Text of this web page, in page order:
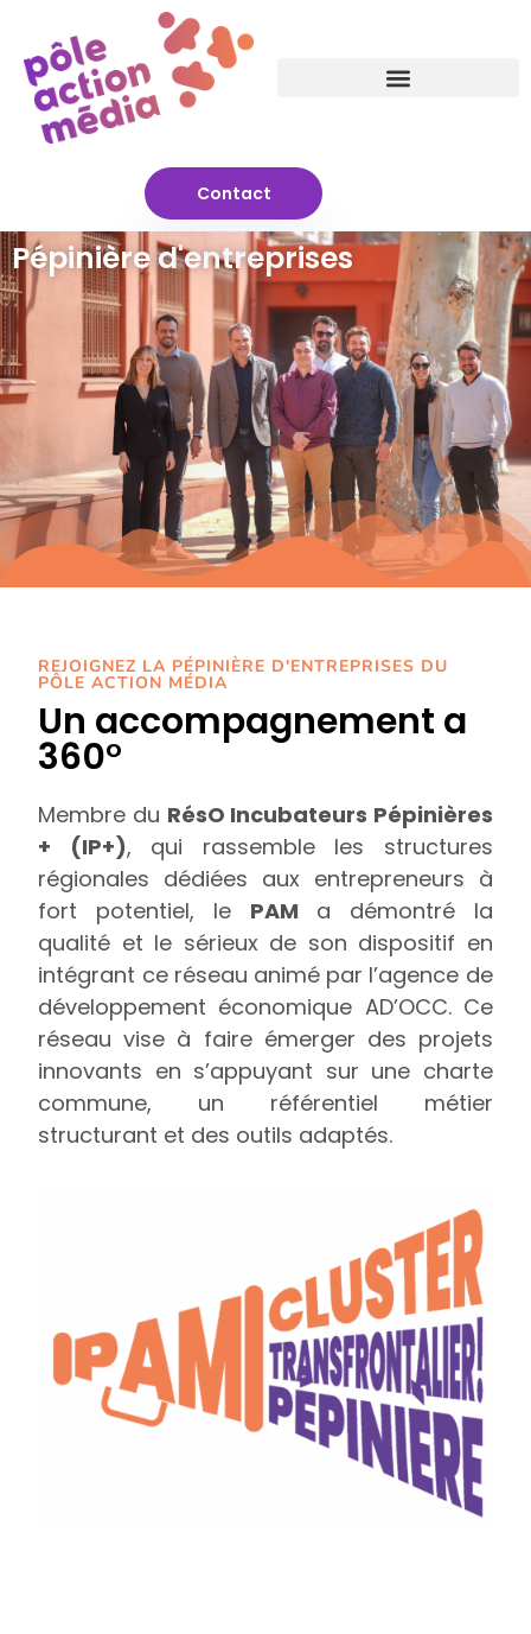
Contact
Pépinière d'entreprises
REJOIGNEZ LA PÉPINIÈRE D'ENTREPRISES DU
PÔLE ACTION MÉDIA
Un accompagnement a
360°
Membre du RésO Incubateurs Pépinières
+ (IP+), qui rassemble les structures
régionales dédiées aux entrepreneurs à
fort potentiel, le PAM a démontré la
qualité et le sérieux de son dispositif en
intégrant ce réseau animé par l’agence de
développement économique AD’OCC. Ce
réseau vise à faire émerger des projets
innovants en s’appuyant sur une charte
commune, un référentiel métier
structurant et des outils adaptés.